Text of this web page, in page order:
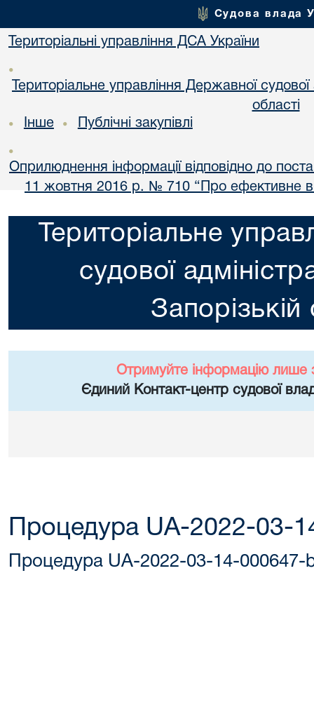
Судова влада
Територіальні управління ДСА України
•
Територіальне управління Державної судової
області
• Інше • Публічні закупівлі
•
Оприлюднення інформації відповідно до
11 жовтня 2016 р. № 710 “Про ефективне
Територіальне
судової
Запорізькій
Отримуйте інформацію лише
Єдиний Контакт-центр судової
Процедура UA-2022-03-
Процедура UA-2022-03-14-000647-